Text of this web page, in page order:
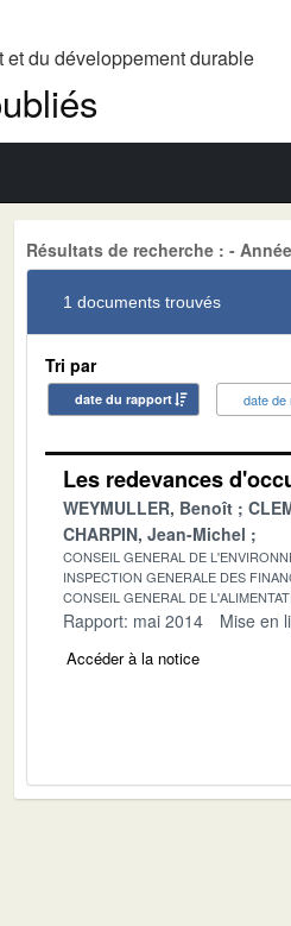
et du développement durable
Résultats de recherche : -
1 documents trouvés
Tri par
date du rapport date de
Les redevances
WEYMULLER, Benoît
CHARPIN, Jean-Michel
CONSEIL GENERAL DE
INSPECTION GENERALE DES
CONSEIL GENERAL DE
Rapport: mai 2014 Mise en
Accéder à la notice